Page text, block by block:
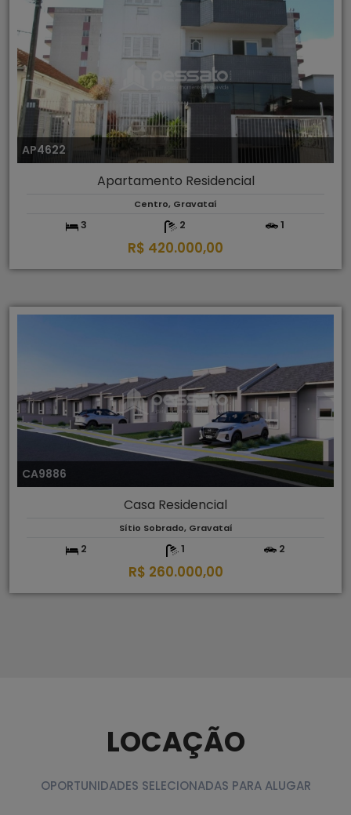
AP4622
Apartamento Residencial
Centro, Gravataí
3 2 1
R$ 420.000,00
CA9886
Casa Residencial
Sítio Sobrado, Gravataí
2 1 2
R$ 260.000,00
LOCAÇÃO
OPORTUNIDADES SELECIONADAS PARA ALUGAR